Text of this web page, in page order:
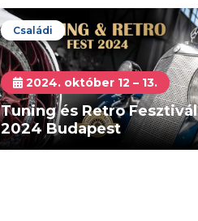
Családi
2024. október 12 – 13.
Tuning és Retro Fesztivál
2024 Budapest